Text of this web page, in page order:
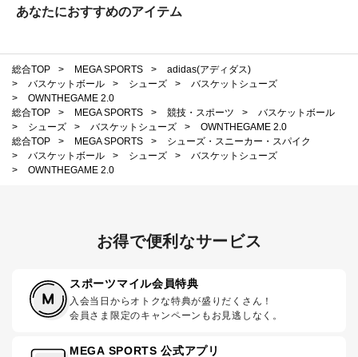
あなたにおすすめのアイテム
総合TOP > MEGA SPORTS >
adidas(アディダス)
>
バスケットボール > シューズ >
バスケットシューズ
>
OWNTHEGAME 2.0
総合TOP
> MEGA SPORTS > 競技・スポーツ >
バスケットボール
>
シューズ > バスケットシューズ >
OWNTHEGAME 2.0
総合TOP
> MEGA SPORTS >
シューズ・スニーカー・スパイク
>
バスケットボール > シューズ >
バスケットシューズ
>
OWNTHEGAME 2.0
お得で便利なサービス
スポーツマイル会員特典
入会当日からオトクな特典が盛りだくさん！
会員さま限定のキャンペーンもお見逃しなく。
MEGA SPORTS 公式アプリ